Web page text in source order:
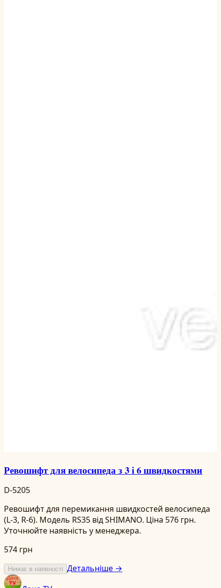
Ревошифт для велосипеда з 3 і 6 швидкостями
D-5205
Ревошифт для перемикання швидкостей велосипеда
(L-3, R-6). Модель RS35 від SHIMANO. Ціна 576 грн.
Уточнюйте наявність у менеджера.
574 грн
Немає в наявності Детальніше →